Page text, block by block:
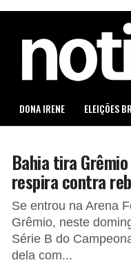
DONA IRENE ELEIÇÕES
Bahia tira
respira contra
Se entrou na Arena
Grêmio, neste
Série B do
dela com...